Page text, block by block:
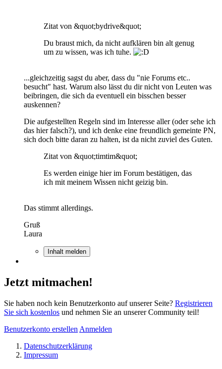
Zitat von &quot;bydrive&quot;
Du braust mich, da nicht aufklären bin alt genug
um zu wissen, was ich tuhe.
...gleichzeitig sagst du aber, dass du "nie Forums etc..
besucht" hast. Warum also lässt du dir nicht von Leuten was
beibringen, die sich da eventuell ein bisschen besser
auskennen?
Die aufgestellten Regeln sind im Interesse aller (oder sehe ich
das hier falsch?), und ich denke eine freundlich gemeinte PN,
sich doch bitte daran zu halten, ist da nicht zuviel des Guten.
Zitat von &quot;timtim&quot;
Es werden einige hier im Forum bestätigen, das
ich mit meinem Wissen nicht geizig bin.
Das stimmt allerdings.
Gruß
Laura
Inhalt melden
Jetzt mitmachen!
Sie haben noch kein Benutzerkonto auf unserer Seite? Registrieren
Sie sich kostenlos und nehmen Sie an unserer Community teil!
Benutzerkonto erstellen Anmelden
Datenschutzerklärung
Impressum